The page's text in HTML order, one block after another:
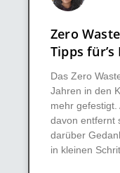
Zero
Tipps
Das Zero
Jahren in den
mehr
davon entfernt
darüber
in kleinen